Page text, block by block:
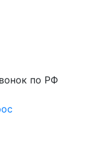
по РФ